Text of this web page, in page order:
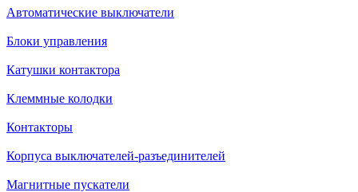
Автоматические выключатели
Блоки управления
Катушки контактора
Клеммные колодки
Контакторы
Корпуса выключателей-разъединителей
Магнитные пускатели